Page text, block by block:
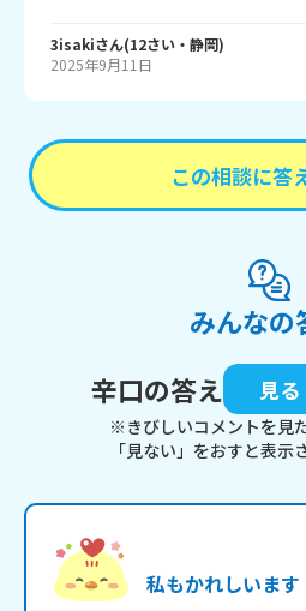
3isakiさん(12さい・ 静岡)
2025年9月11日
この相談に答
みんなの
辛口の答え
見る
※きびしいコメントを見
「見ない」をおすと表示
私もかれしいます